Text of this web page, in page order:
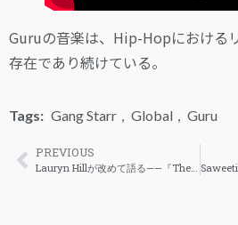
Guruの音楽は、Hip-Hopにおける
存在であり続けている。
Tags: Gang Starr , Global , Guru
PREVIOUS
Lauryn Hillが改めて語る——『The Miseducation of Lauryn Hill』以降、なぜ新アルバムが出なかったのか